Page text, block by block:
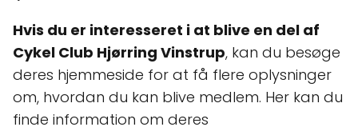
Hvis du er interesseret i at blive en del af
Cykel Club Hjørring Vinstrup, kan du besøge
deres hjemmeside for at få flere oplysninger
om, hvordan du kan blive medlem. Her kan du
finde information om deres